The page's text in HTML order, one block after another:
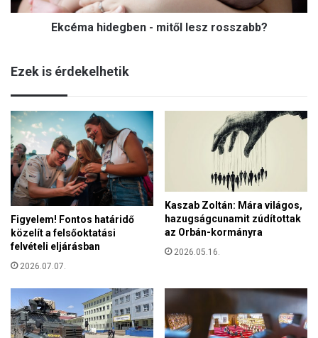
t
e
n
l
e
h
e
ő
s
é
g
e
d
e
m
t
ő
l
l
e
s
z
r
o
z
a
Ekcéma hidegben - mitől lesz rosszabb?
Ezek is érdekelhetik
Figyelem! Fontos határidő
közelít a felsőoktatási
felvételi eljárásban
2026.07.07.
Kaszab Zoltán: Mára világos,
hazugságcunamit zúdítottak
az Orbán-kormányra
2026.05.16.